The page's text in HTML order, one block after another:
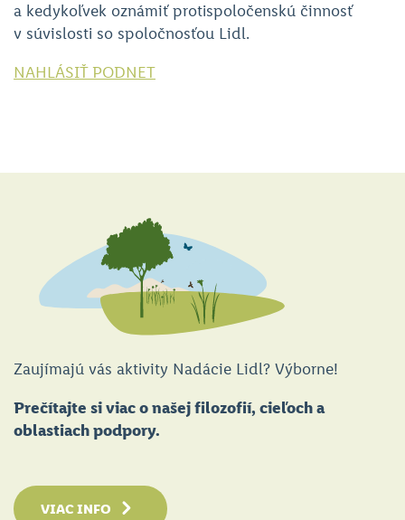
a kedykoľvek oznámiť protispoločenskú činnosť
v súvislosti so spoločnosťou Lidl.
NAHLÁSIŤ PODNET
Zaujímajú vás aktivity Nadácie Lidl? Výborne!
Prečítajte si viac o našej filozofií, cieľoch a
oblastiach podpory.
VIAC INFO